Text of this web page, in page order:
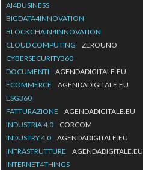
AI4BUSINESS
BIGDATA4INNOVATION
BLOCKCHAIN4INNOVATION
CLOUD COMPUTING
ZEROUNO
CYBERSECURITY360
DOCUMENTI
AGENDADIGITALE.EU
ECOMMERCE
AGENDADIGITALE.EU
ESG360
FATTURAZIONE
AGENDADIGITALE.EU
INDUSTRIA 4.0
CORCOM
INDUSTRY 4.0
AGENDADIGITALE.EU
INFRASTRUTTURE
AGENDADIGITALE.EU
INTERNET4THINGS